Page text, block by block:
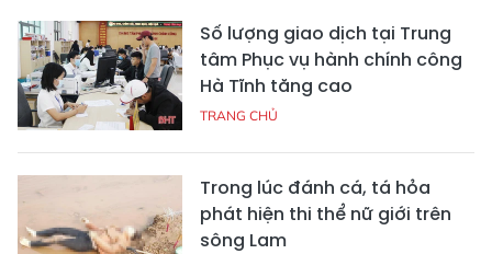
Số lượng giao dịch tại Trung
tâm Phục vụ hành chính công
Hà Tĩnh tăng cao
TRANG CHỦ
Trong lúc đánh cá, tá hỏa
phát hiện thi thể nữ giới trên
sông Lam